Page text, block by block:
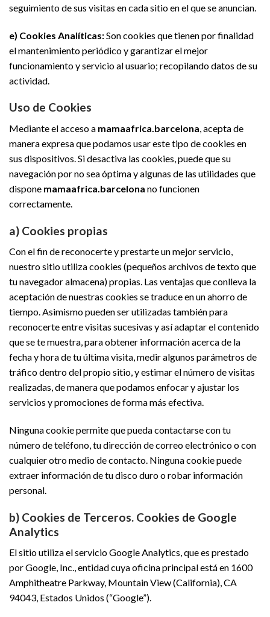
seguimiento de sus visitas en cada sitio en el que se anuncian.
e) Cookies Analíticas:Son cookies que tienen por finalidad
el mantenimiento periódico y garantizar el mejor
funcionamiento y servicio al usuario; recopilando datos de su
actividad.
Uso de Cookies
Mediante el acceso a mamaafrica.barcelona, acepta de
manera expresa que podamos usar este tipo de cookies en
sus dispositivos. Si desactiva las cookies, puede que su
navegación por no sea óptima y algunas de las utilidades que
dispone mamaafrica.barcelona no funcionen
correctamente.
a) Cookies propias
Con el fin de reconocerte y prestarte un mejor servicio,
nuestro sitio utiliza cookies (pequeños archivos de texto que
tu navegador almacena) propias. Las ventajas que conlleva la
aceptación de nuestras cookies se traduce en un ahorro de
tiempo. Asimismo pueden ser utilizadas también para
reconocerte entre visitas sucesivas y así adaptar el contenido
que se te muestra, para obtener información acerca de la
fecha y hora de tu última visita, medir algunos parámetros de
tráfico dentro del propio sitio, y estimar el número de visitas
realizadas, de manera que podamos enfocar y ajustar los
servicios y promociones de forma más efectiva.
Ninguna cookie permite que pueda contactarse con tu
número de teléfono, tu dirección de correo electrónico o con
cualquier otro medio de contacto. Ninguna cookie puede
extraer información de tu disco duro o robar información
personal.
b) Cookies de Terceros. Cookies de Google
Analytics
El sitio utiliza el servicio Google Analytics, que es prestado
por Google, Inc., entidad cuya oficina principal está en 1600
Amphitheatre Parkway, Mountain View (California), CA
94043, Estados Unidos (“Google”).